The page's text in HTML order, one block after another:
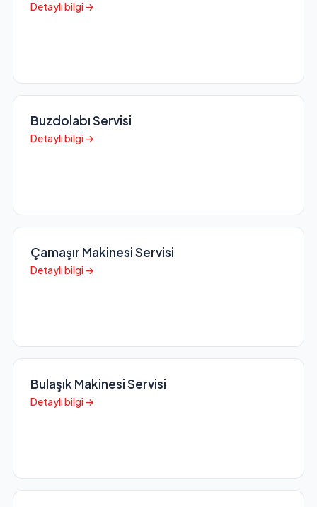
Detaylı bilgi →
Buzdolabı Servisi
Detaylı bilgi →
Çamaşır Makinesi Servisi
Detaylı bilgi →
Bulaşık Makinesi Servisi
Detaylı bilgi →